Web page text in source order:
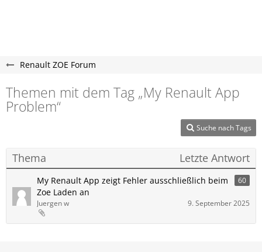
Renault ZOE Forum
Themen mit dem Tag „My Renault App
Problem“
Suche nach Tags
Thema Letzte Antwort
My Renault App zeigt Fehler ausschließlich beim
Zoe Laden an
60
Juergen w 9. September 2025